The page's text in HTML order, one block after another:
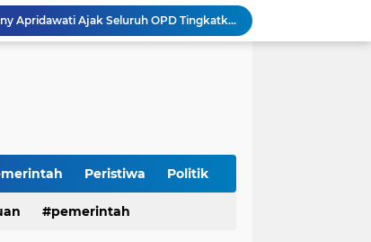
Sidoarjo Berbenah, Sekda Fenny Apridawati Ajak Seluruh OPD Tingkatkan Akuntabilitas Publik
Wakil Bupati Sidoarjo Serahkan Kartu BPJS Ketenagakerjaan untuk Puluhan Ribu Pekerja Rentan
Perkuat Sinergi Keumatan, Pemkab Sidoarjo dan PDM Bahas Akselerasi Program Publik
Peristiwa Politik
pemerintah